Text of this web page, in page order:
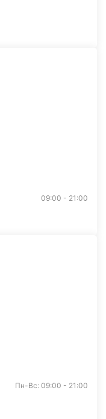
09:00 - 21:00
Пн-Вс: 09:00 - 21:00